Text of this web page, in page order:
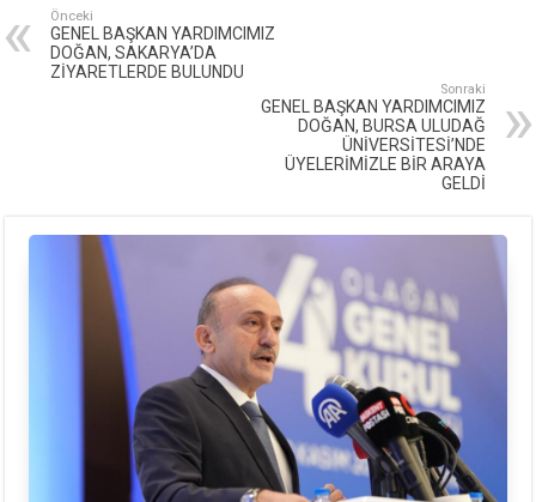
Önceki
GENEL BAŞKAN YARDIMCIMIZ
DOĞAN, SAKARYA’DA
ZİYARETLERDE BULUNDU
Sonraki
GENEL BAŞKAN YARDIMCIMIZ
DOĞAN, BURSA ULUDAĞ
ÜNİVERSİTESİ’NDE
ÜYELERİMİZLE BİR ARAYA
GELDİ